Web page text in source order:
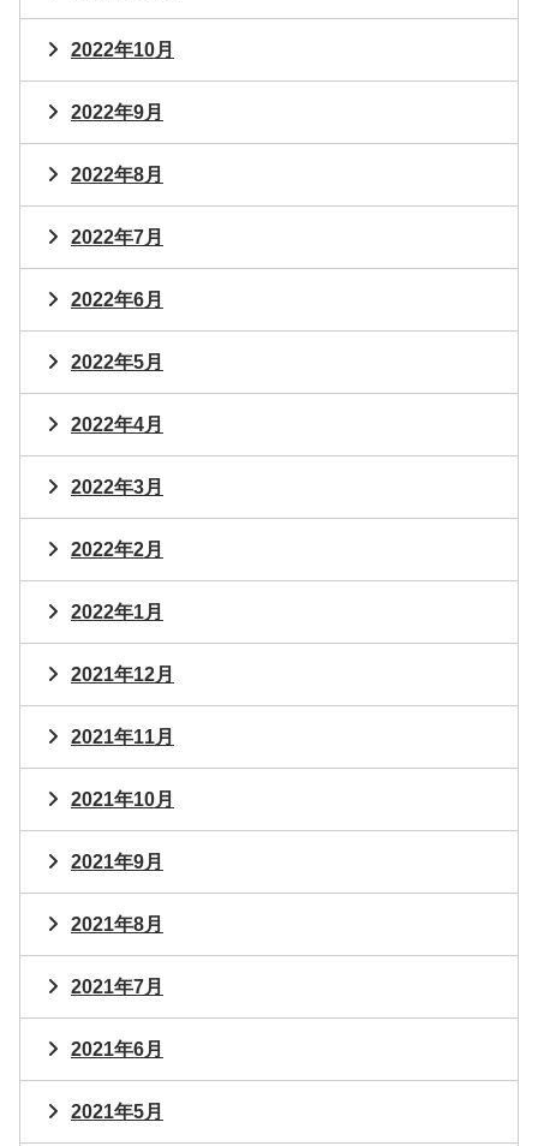
2022年10月
2022年9月
2022年8月
2022年7月
2022年6月
2022年5月
2022年4月
2022年3月
2022年2月
2022年1月
2021年12月
2021年11月
2021年10月
2021年9月
2021年8月
2021年7月
2021年6月
2021年5月